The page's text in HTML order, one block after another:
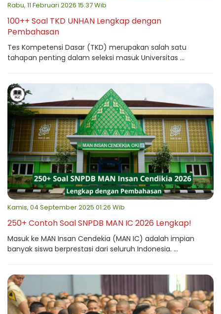
Rabu, 11 Februari 2026 15:37 Wib
100++ Soal TKD UNHAN Lengkap dengan
Pembahasan
Tes Kompetensi Dasar (TKD) merupakan salah satu
tahapan penting dalam seleksi masuk Universitas ...
Kamis, 04 September 2025 01:26 Wib
250+ Contoh Soal SNPDB MAN IC 2026 Lengkap!
Masuk ke MAN Insan Cendekia (MAN IC) adalah impian
banyak siswa berprestasi dari seluruh Indonesia. ...